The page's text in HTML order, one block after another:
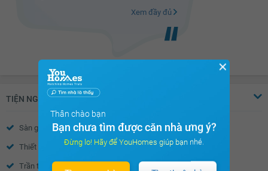
Xem đầy đủ
TIỆN NGHI
Sàn gỗ Sàn đá
Thiết bị báo cháy Nước nóng
Trần thạch cao
✕
Thân chào bạn
Bạn chưa tìm được căn nhà ưng ý?
Đừng lo! Hãy để YouHomes giúp bạn nhé.